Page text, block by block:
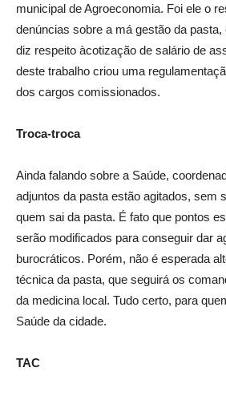
municipal de Agroeconomia. Foi ele o
denúncias sobre a má gestão da
diz respeito àcotização de salário de
deste trabalho criou uma
dos cargos comissionados.
Troca-troca
Ainda falando sobre a Saúde,
adjuntos da pasta estão agitados, sem
quem sai da pasta. É fato que pontos
serão modificados para conseguir dar
burocráticos. Porém, não é esperada
técnica da pasta, que seguirá os
da medicina local. Tudo certo, para
Saúde da cidade.
TAC